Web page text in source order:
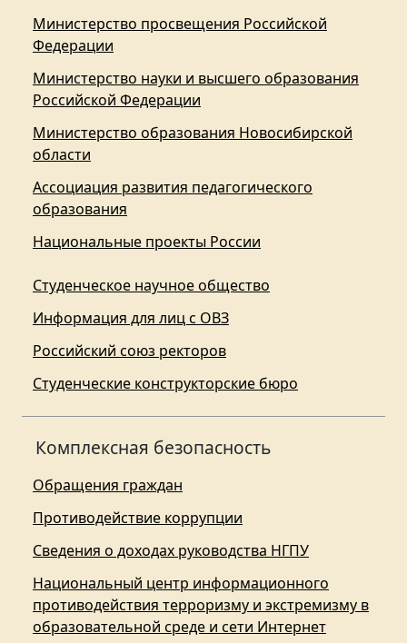
Министерство просвещения Российской
Федерации
Министерство науки и высшего образования
Российской Федерации
Министерство образования Новосибирской
области
Ассоциация развития педагогического
образования
Национальные проекты России
Студенческое научное общество
Информация для лиц с ОВЗ
Российский союз ректоров
Студенческие конструкторские бюро
Комплексная безопасность
Обращения граждан
Противодействие коррупции
Сведения о доходах руководства НГПУ
Национальный центр информационного
противодействия терроризму и экстремизму в
образовательной среде и сети Интернет